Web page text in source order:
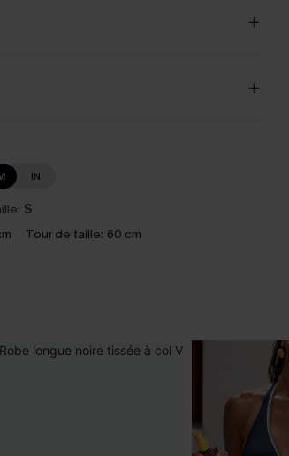
IN
S
Tour de taille: 60 cm